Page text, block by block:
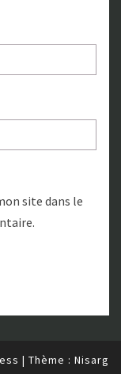
site dans le
| Thème : Nisarg